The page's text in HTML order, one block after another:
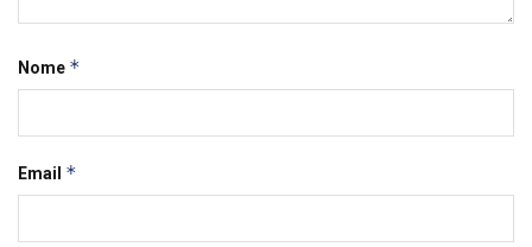
Nome *
Email *